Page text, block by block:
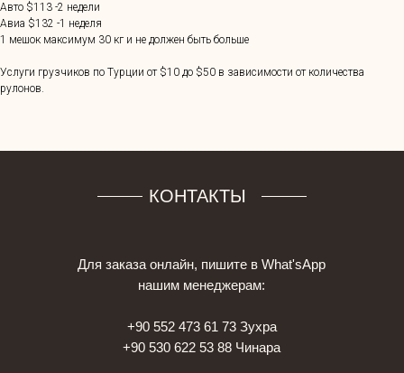
Авто $113 -2 недели
Авиа $132 -1 неделя
1 мешок максимум 30 кг и не должен быть больше
Услуги грузчиков по Турции от $10 до $50 в зависимости от количества
рулонов.
КОНТАКТЫ
Для заказа онлайн, пишите в What'sApp
нашим менеджерам:
+90 552 473 61 73 Зухра
+90 530 622 53 88 Чинара